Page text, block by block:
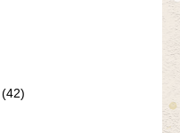
(42)